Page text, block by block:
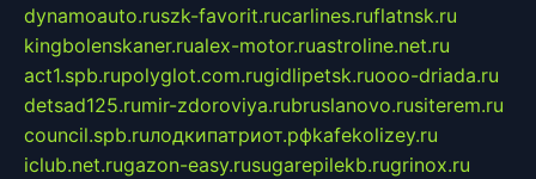
dynamoauto.ruszk-favorit.rucarlines.ruflatnsk.ru
kingbolenskaner.rualex-motor.ruastroline.net.ru
act1.spb.rupolyglot.com.rugidlipetsk.ruooo-driada.ru
detsad125.rumir-zdoroviya.rubruslanovo.rusiterem.ru
council.spb.ruлодкипатриот.рфkafekolizey.ru
iclub.net.rugazon-easy.rusugarepilekb.rugrinox.ru